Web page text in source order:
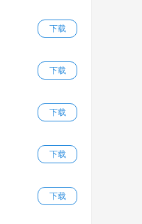
下载
下载
下载
下载
下载